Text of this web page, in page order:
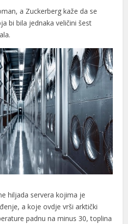
a Zuckerberg kaže da se
bi bila jednaka veličini šest
hiljada servera kojima je
a koje ovdje vrši arktički
padnu na minus 30, toplina